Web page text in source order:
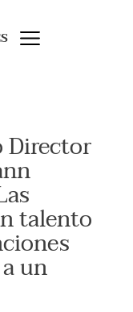
Director
talento
un